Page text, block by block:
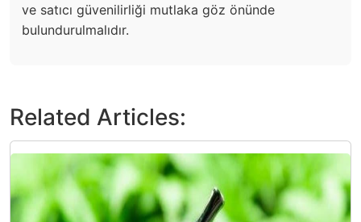
ve satıcı güvenilirliği mutlaka göz önünde
bulundurulmalıdır.
Related Articles: